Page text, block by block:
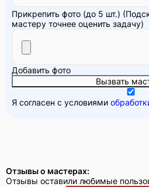
Прикрепить фото (до 5 шт.)
мастеру точнее оценить задачу)
Добавить фото
Вызвать
Я согласен с условиями
Отзывы о мастерах:
Отзывы оставили любимые